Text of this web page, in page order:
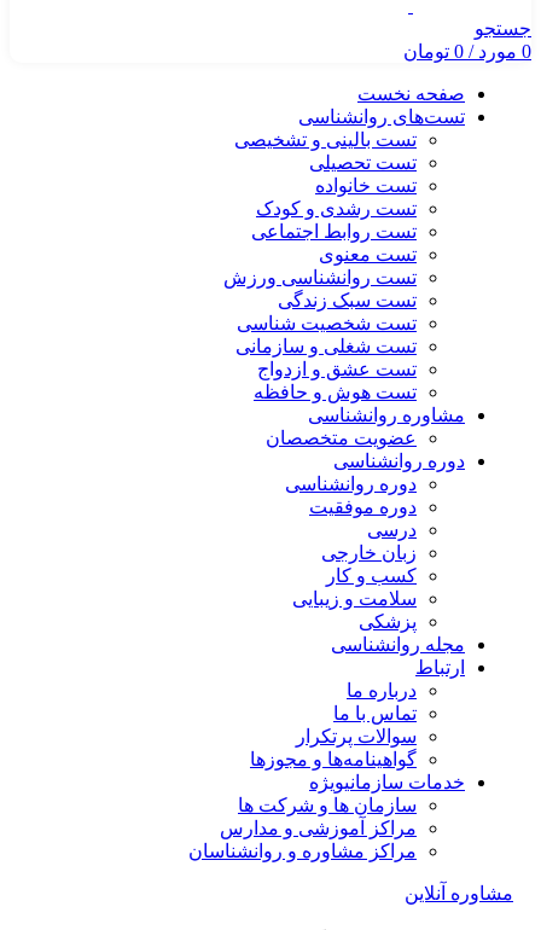
جستجو
0 مورد/
0 تومان
صفحه نخست
تست‌های روانشناسی
تست بالینی و تشخیصی
تست تحصیلی
تست خانواده
تست رشدی و کودک
تست روابط اجتماعی
تست معنوی
تست روانشناسی ورزش
تست سبک زندگی
تست شخصیت شناسی
تست شغلی و سازمانی
تست عشق و ازدواج
تست هوش و حافظه
مشاوره روانشناسی
عضویت متخصصان
دوره روانشناسی
دوره روانشناسی
دوره موفقیت
درسی
زبان خارجی
کسب و کار
سلامت و زیبایی
پزشکی
مجله روانشناسی
ارتباط
درباره ما
تماس با ما
سوالات پرتکرار
گواهینامه‌ها و مجوزها
خدمات سازمانیویژه
سازمان ها و شرکت ها
مراکز آموزشی و مدارس
مراکز مشاوره و روانشناسان
مشاوره آنلاین